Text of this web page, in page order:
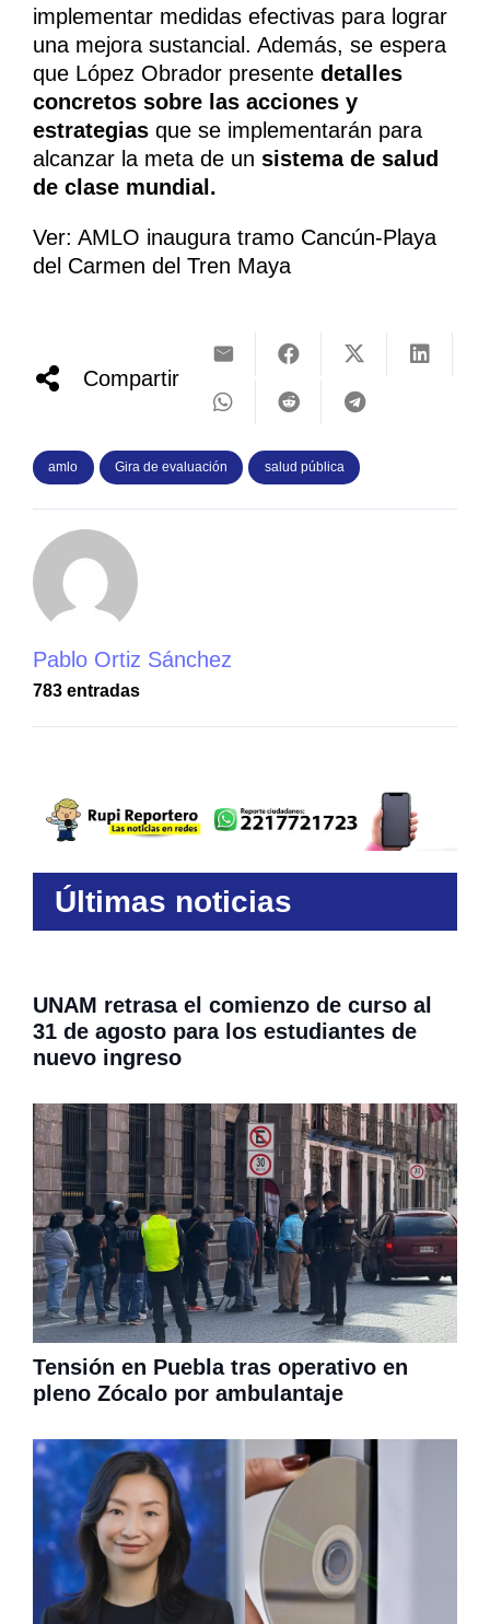
implementar medidas efectivas para lograr
una mejora sustancial. Además, se espera
que López Obrador presente detalles
concretos sobre las acciones y
estrategias que se implementarán para
alcanzar la meta de un sistema de salud
de clase mundial.
Ver: AMLO inaugura tramo Cancún-Playa
del Carmen del Tren Maya
Compartir
amlo Gira de evaluación salud pública
Pablo Ortiz Sánchez
783 entradas
Últimas noticias
UNAM retrasa el comienzo de curso al
31 de agosto para los estudiantes de
nuevo ingreso
Tensión en Puebla tras operativo en
pleno Zócalo por ambulantaje